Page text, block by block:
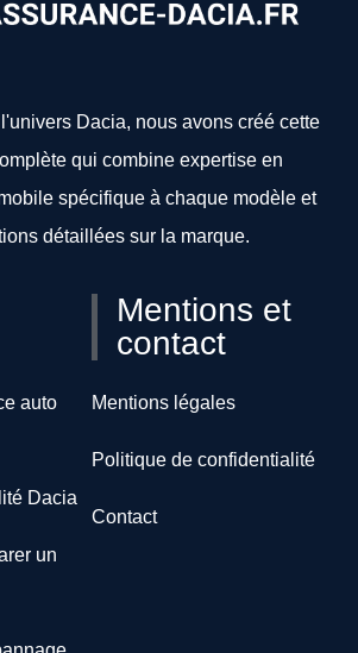
Dacia, nous avons créé cette
qui combine expertise en
spécifique à chaque modèle et
détaillées sur la marque.
auto
Dacia
un
Mentions et
contact
Mentions légales
Politique de confidentialité
Contact